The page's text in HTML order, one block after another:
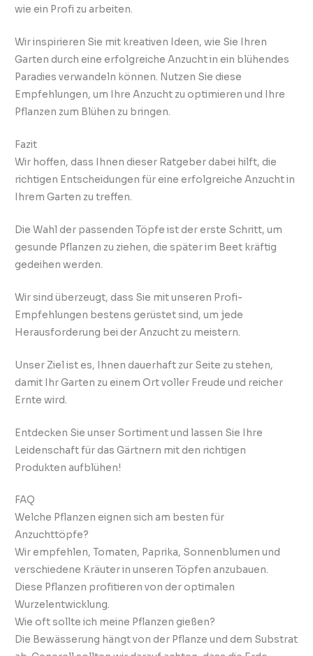
wie ein Profi zu arbeiten.
Wir inspirieren Sie mit kreativen Ideen, wie Sie Ihren
Garten durch eine erfolgreiche Anzucht in ein blühendes
Paradies verwandeln können. Nutzen Sie diese
Empfehlungen, um Ihre Anzucht zu optimieren und Ihre
Pflanzen zum Blühen zu bringen.
Fazit
Wir hoffen, dass Ihnen dieser Ratgeber dabei hilft, die
richtigen Entscheidungen für eine erfolgreiche Anzucht in
Ihrem Garten zu treffen.
Die Wahl der passenden Töpfe ist der erste Schritt, um
gesunde Pflanzen zu ziehen, die später im Beet kräftig
gedeihen werden.
Wir sind überzeugt, dass Sie mit unseren Profi-
Empfehlungen bestens gerüstet sind, um jede
Herausforderung bei der Anzucht zu meistern.
Unser Ziel ist es, Ihnen dauerhaft zur Seite zu stehen,
damit Ihr Garten zu einem Ort voller Freude und reicher
Ernte wird.
Entdecken Sie unser Sortiment und lassen Sie Ihre
Leidenschaft für das Gärtnern mit den richtigen
Produkten aufblühen!
FAQ
Welche Pflanzen eignen sich am besten für
Anzuchttöpfe?
Wir empfehlen, Tomaten, Paprika, Sonnenblumen und
verschiedene Kräuter in unseren Töpfen anzubauen.
Diese Pflanzen profitieren von der optimalen
Wurzelentwicklung.
Wie oft sollte ich meine Pflanzen gießen?
Die Bewässerung hängt von der Pflanze und dem Substrat